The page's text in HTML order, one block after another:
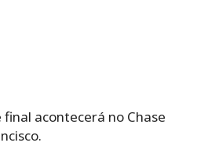
acontecerá no Chase